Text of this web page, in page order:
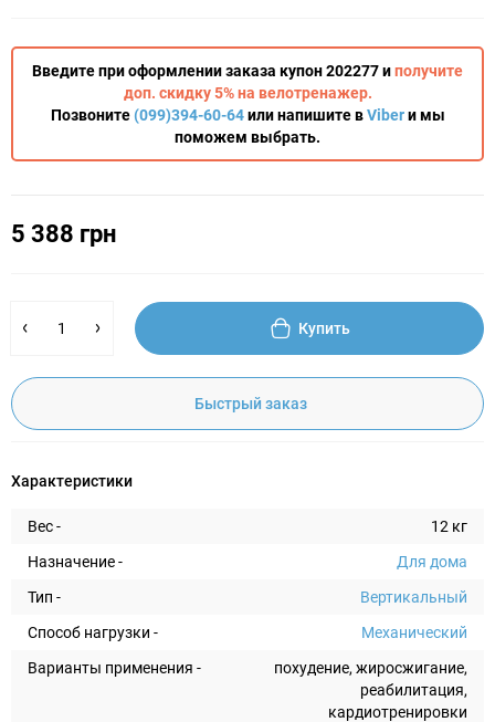
Введите при оформлении заказа купон 202277 иполучите
доп. скидку 5% на велотренажер.
Позвоните(099)394-60-64или напишите вViberи мы
поможем выбрать.
5 388 грн
Купить
Быстрый заказ
Характеристики
Вес -
12 кг
Назначение -
Для дома
Тип -
Вертикальный
Способ нагрузки -
Механический
Варианты применения -
похудение, жиросжигание,
реабилитация,
кардиотренировки